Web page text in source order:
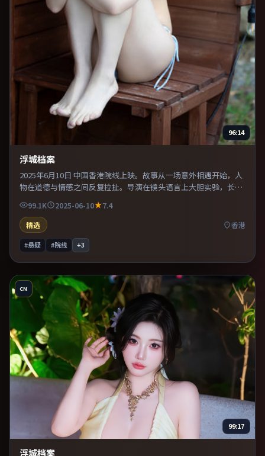
96:14
浮城档案
2025年6月10日 中国香港院线上映。故事从一场意外相遇开始，人
物在道德与情感之间反复拉扯。导演在镜头语言上大胆实验，长镜
头与特写交替强化压迫感。既有类型片爽感，也保留作者表达，口
碑潜力不俗。
99.1K 2025-06-10
7.4
精选
香港
#悬疑 #院线 +3
CN
99:17
浮城档案